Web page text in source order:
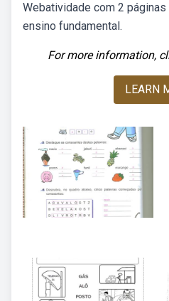
Webatividade com 2 páginas
ensino fundamental.
For more information,
LEARN